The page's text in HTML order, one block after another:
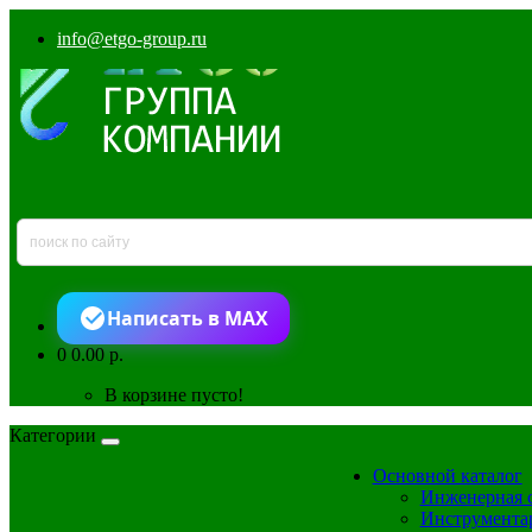
info@etgo-group.ru
Написать в MAX
00.00 р.
В корзине пусто!
Категории
Основной каталог
Инженерная